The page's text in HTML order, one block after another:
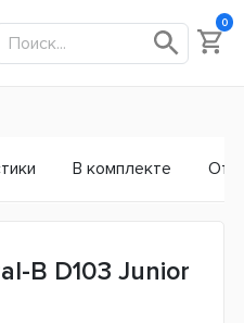
0
В комплекте
B D103 Junior